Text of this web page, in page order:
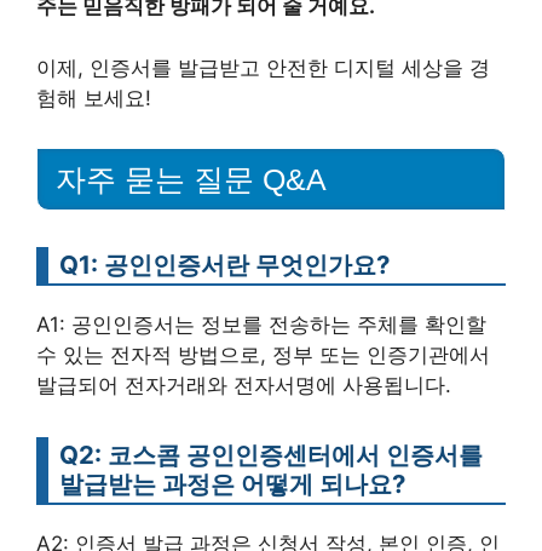
주는 믿음직한 방패가 되어 줄 거예요.
이제, 인증서를 발급받고 안전한 디지털 세상을 경
험해 보세요!
자주 묻는 질문 Q&A
Q1: 공인인증서란 무엇인가요?
A1: 공인인증서는 정보를 전송하는 주체를 확인할
수 있는 전자적 방법으로, 정부 또는 인증기관에서
발급되어 전자거래와 전자서명에 사용됩니다.
Q2: 코스콤 공인인증센터에서 인증서를
발급받는 과정은 어떻게 되나요?
A2: 인증서 발급 과정은 신청서 작성, 본인 인증, 인